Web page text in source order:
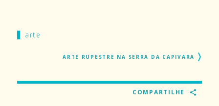
arte
ARTE RUPESTRE NA SERRA DA CAPIVARA
COMPARTILHE